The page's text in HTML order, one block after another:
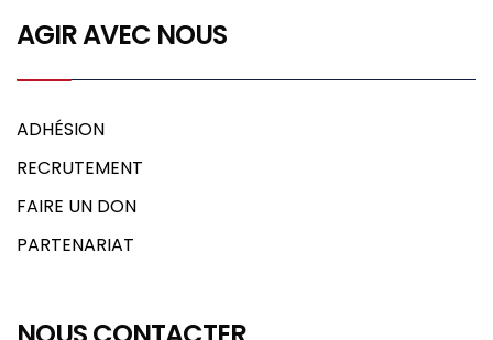
AGIR AVEC NOUS
ADHÉSION
RECRUTEMENT
FAIRE UN DON
PARTENARIAT